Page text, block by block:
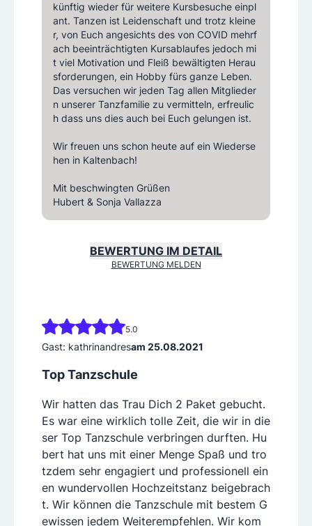
künftig wieder für weitere Kursbesuche einpl
ant. Tanzen ist Leidenschaft und trotz kleine
r, von Euch angesichts des von COVID mehrf
ach beeinträchtigten Kursablaufes jedoch mi
t viel Motivation und Fleiß bewältigten Herau
sforderungen, ein Hobby fürs ganze Leben.
Das versuchen wir jeden Tag allen Mitglieder
n unserer Tanzfamilie zu vermitteln, erfreulic
h dass uns dies auch bei Euch gelungen ist.
Wir freuen uns schon heute auf ein Wiederse
hen in Kaltenbach!
Mit beschwingten Grüßen
Hubert & Sonja Vallazza
BEWERTUNG IM DETAIL
BEWERTUNG MELDEN
5.0
Gast: kathrinandresam 25.08.2021
Top Tanzschule
Wir hatten das Trau Dich 2 Paket gebucht.
Es war eine wirklich tolle Zeit, die wir in die
ser Top Tanzschule verbringen durften. Hu
bert hat uns mit einer Menge Spaß und tro
tzdem sehr engagiert und professionell ein
en wundervollen Hochzeitstanz beigebrach
t. Wir können die Tanzschule mit bestem G
ewissen jedem Weiterempfehlen. Wir kom